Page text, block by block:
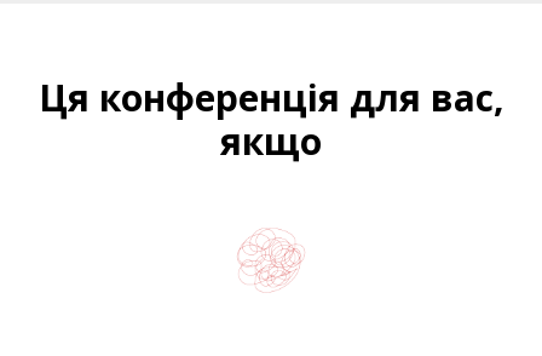
Ця конференція для вас,
якщо